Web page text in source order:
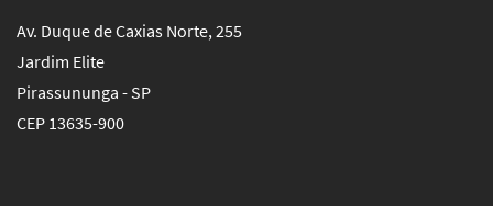
Av. Duque de Caxias Norte, 255
Jardim Elite
Pirassununga - SP
CEP 13635-900